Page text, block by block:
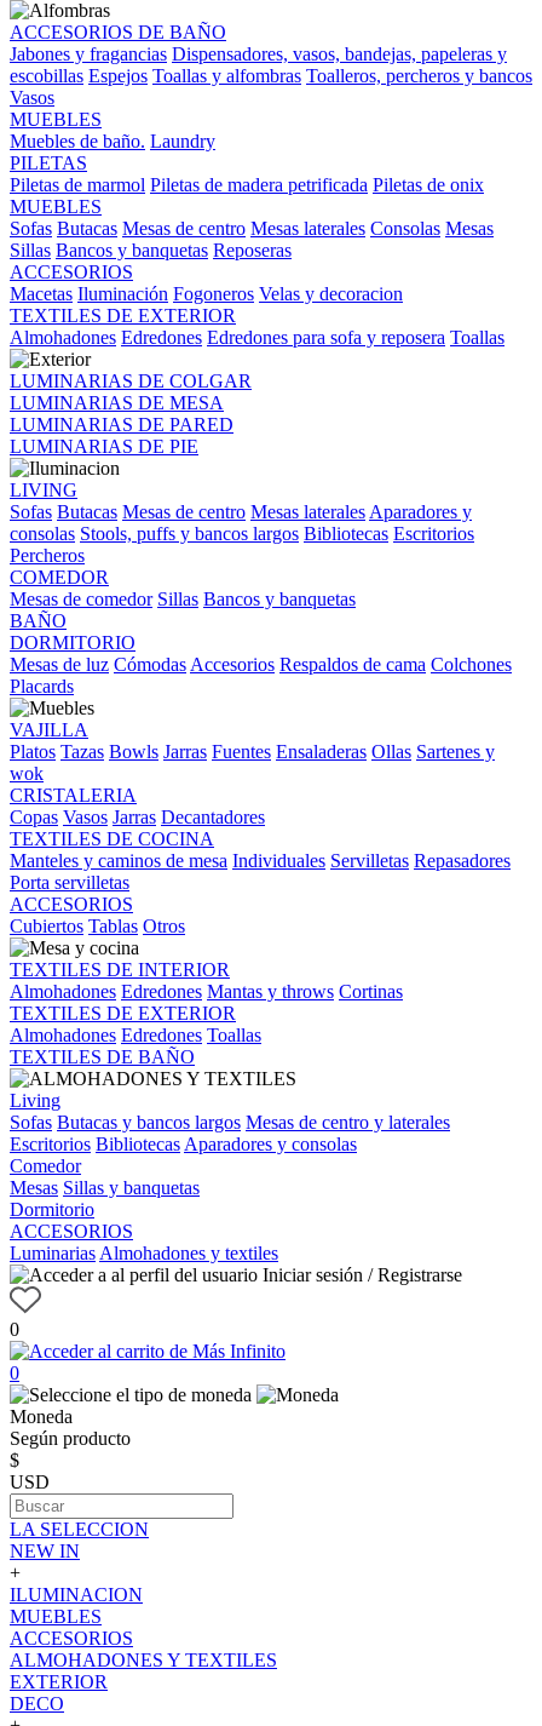
ACCESORIOS DE BAÑO
Jabones y fragancias Dispensadores, vasos, bandejas, papeleras y
escobillas Espejos Toallas y alfombras Toalleros, percheros y bancos
Vasos
MUEBLES
Muebles de baño. Laundry
PILETAS
Piletas de marmol Piletas de madera petrificada Piletas de onix
MUEBLES
Sofas Butacas Mesas de centro Mesas laterales Consolas Mesas
Sillas Bancos y banquetas Reposeras
ACCESORIOS
Macetas Iluminación Fogoneros Velas y decoracion
TEXTILES DE EXTERIOR
Almohadones Edredones Edredones para sofa y reposera Toallas
LUMINARIAS DE COLGAR
LUMINARIAS DE MESA
LUMINARIAS DE PARED
LUMINARIAS DE PIE
LIVING
Sofas Butacas Mesas de centro Mesas laterales Aparadores y
consolas Stools, puffs y bancos largos Bibliotecas Escritorios
Percheros
COMEDOR
Mesas de comedor Sillas Bancos y banquetas
BAÑO
DORMITORIO
Mesas de luz Cómodas Accesorios Respaldos de cama Colchones
Placards
VAJILLA
Platos Tazas Bowls Jarras Fuentes Ensaladeras Ollas Sartenes y
wok
CRISTALERIA
Copas Vasos Jarras Decantadores
TEXTILES DE COCINA
Manteles y caminos de mesa Individuales Servilletas Repasadores
Porta servilletas
ACCESORIOS
Cubiertos Tablas Otros
TEXTILES DE INTERIOR
Almohadones Edredones Mantas y throws Cortinas
TEXTILES DE EXTERIOR
Almohadones Edredones Toallas
TEXTILES DE BAÑO
Living
Sofas Butacas y bancos largos Mesas de centro y laterales
Escritorios Bibliotecas Aparadores y consolas
Comedor
Mesas Sillas y banquetas
Dormitorio
ACCESORIOS
Luminarias Almohadones y textiles
Iniciar sesión / Registrarse
0
0
Moneda
Según producto
$
USD
LA SELECCION
NEW IN
+
ILUMINACION
MUEBLES
ACCESORIOS
ALMOHADONES Y TEXTILES
EXTERIOR
DECO